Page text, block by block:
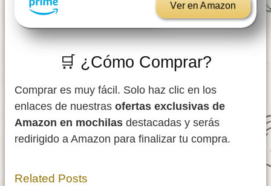
Ver en Amazon
🛒 ¿Cómo Comprar?
Comprar es muy fácil. Solo haz clic en los
enlaces de nuestras ofertas exclusivas de
Amazon en mochilas destacadas y serás
redirigido a Amazon para finalizar tu compra.
Related Posts